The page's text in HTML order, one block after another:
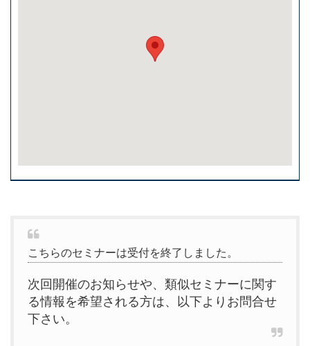
こちらのセミナーは受付を終了しました。
次回開催のお知らせや、類似セミナーに関す
る情報を希望される方は、以下よりお問合せ
下さい。